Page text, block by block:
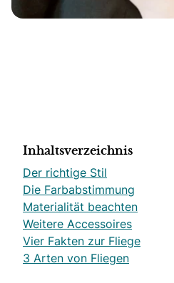
Inhaltsverzeichnis
Der richtige Stil
Die Farbabstimmung
Materialität beachten
Weitere Accessoires
Vier Fakten zur Fliege
3 Arten von Fliegen